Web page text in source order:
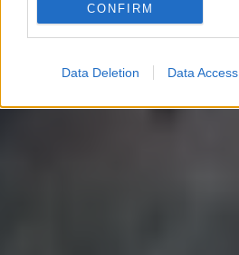
CONFIRM
Data Deletion Data Access